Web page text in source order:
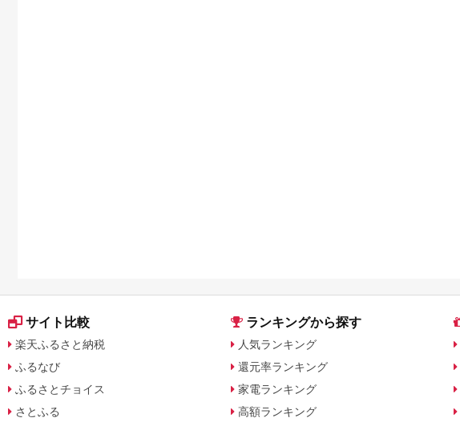
サイト比較
楽天ふるさと納税
ふるなび
ふるさとチョイス
さとふる
ランキングから探す
人気ランキング
還元率ランキング
家電ランキング
高額ランキング